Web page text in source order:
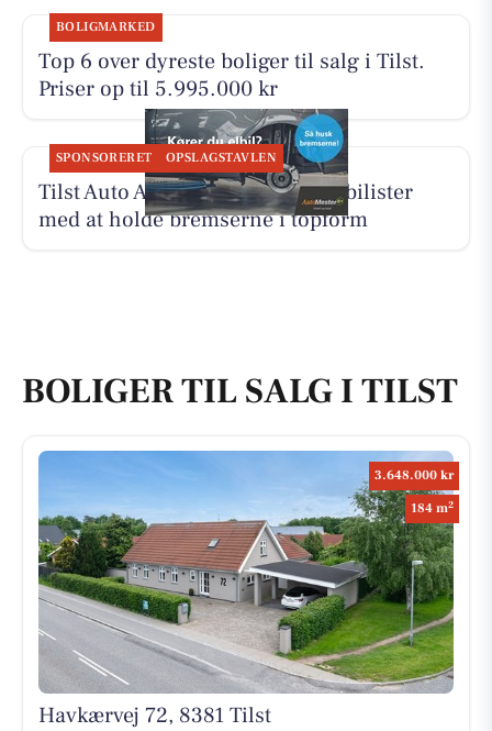
BOLIGMARKED
Top 6 over dyreste boliger til salg i Tilst.
Priser op til 5.995.000 kr
SPONSORERET OPSLAGSTAVLEN
Tilst Auto Aarhus ApS hjælper elbilister
med at holde bremserne i topform
BOLIGER TIL SALG I TILST
3.648.000 kr
184 m2
Havkærvej 72, 8381 Tilst